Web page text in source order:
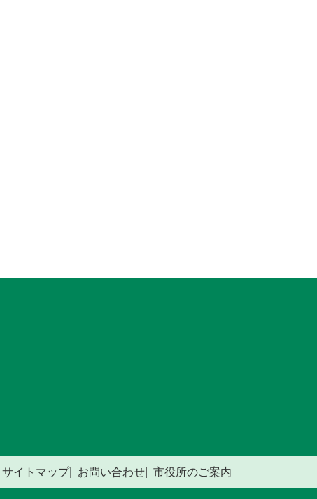
サイトマップ お問い合わせ 市役所のご案内